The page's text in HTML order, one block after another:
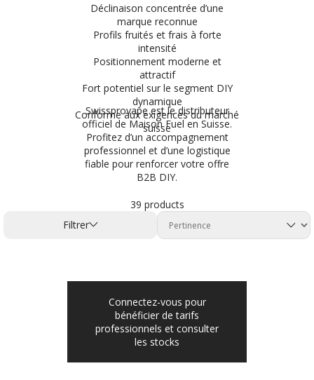
Déclinaison concentrée d’une
marque reconnue
Profils fruités et frais à forte
intensité
Positionnement moderne et
attractif
Fort potentiel sur le segment DIY
dynamique
Conforme aux exigences du marché
suisse
Swissprovape est le distributeur
officiel de Maison Fuel en Suisse.
Profitez d’un accompagnement
professionnel et d’une logistique
fiable pour renforcer votre offre
B2B DIY.
39 products
Filtrer
Connectez-vous pour
bénéficier de tarifs
professionnels et consulter
les stocks